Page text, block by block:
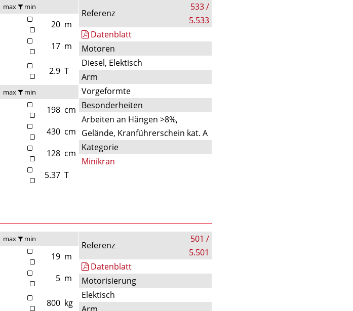
max min
20 m
17 m
2.9 T
max min
198 cm
430 cm
128 cm
5.37 T
Referenz
533 /
5.533
Datenblatt
Motoren
Diesel, Elektisch
Arm
Vorgeformte
Besonderheiten
Arbeiten an Hängen >8%,
Gelände, Kranführerschein kat. A
Kategorie
Minikran
max min
19 m
5 m
800 kg
Referenz
501 /
5.501
Datenblatt
Motorisierung
Elektisch